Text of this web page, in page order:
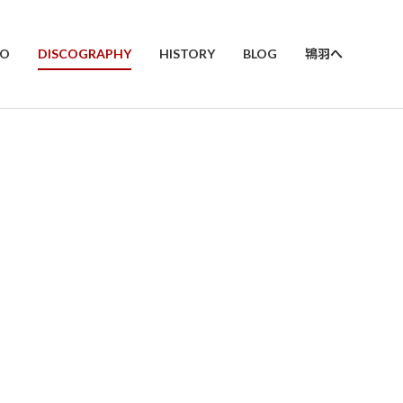
DISCOGRAPHY HISTORY BLOG 鴇羽へ